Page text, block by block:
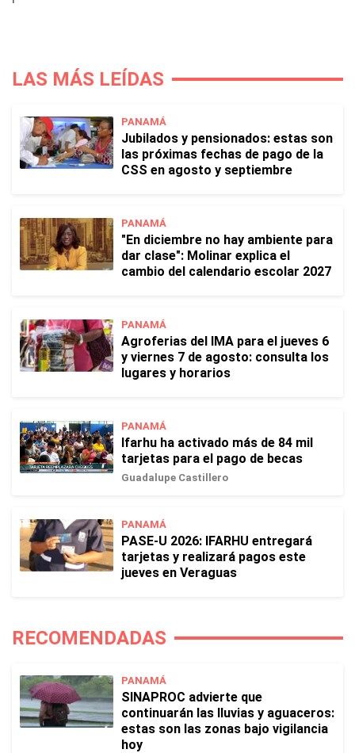
LAS MÁS LEÍDAS
PANAMÁ
Jubilados y pensionados: estas son
las próximas fechas de pago de la
CSS en agosto y septiembre
PANAMÁ
"En diciembre no hay ambiente para
dar clase": Molinar explica el
cambio del calendario escolar 2027
PANAMÁ
Agroferias del IMA para el jueves 6
y viernes 7 de agosto: consulta los
lugares y horarios
PANAMÁ
Ifarhu ha activado más de 84 mil
tarjetas para el pago de becas
Guadalupe Castillero
PANAMÁ
PASE-U 2026: IFARHU entregará
tarjetas y realizará pagos este
jueves en Veraguas
RECOMENDADAS
PANAMÁ
SINAPROC advierte que
continuarán las lluvias y aguaceros:
estas son las zonas bajo vigilancia
hoy